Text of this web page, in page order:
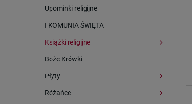
Upominki religijne
I KOMUNIA ŚWIĘTA
Książki religijne
Boże Krówki
Płyty
Różańce